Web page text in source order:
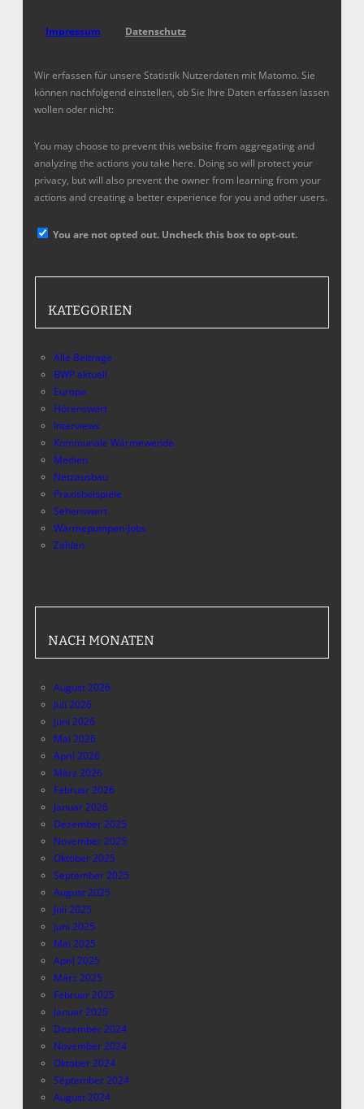
Impressum Datenschutz
Wir erfassen für unsere Statistik Nutzerdaten mit Matomo. Sie
können nachfolgend einstellen, ob Sie Ihre Daten erfassen lassen
wollen oder nicht:
You may choose to prevent this website from aggregating and
analyzing the actions you take here. Doing so will protect your
privacy, but will also prevent the owner from learning from your
actions and creating a better experience for you and other users.
You are not opted out. Uncheck this box to opt-out.
KATEGORIEN
Alle Beiträge
BWP aktuell
Europa
Hörenswert
Interviews
Kommunale Wärmewende
Medien
Netzausbau
Praxisbeispiele
Sehenswert
Wärmepumpen-Jobs
Zahlen
NACH MONATEN
August 2026
Juli 2026
Juni 2026
Mai 2026
April 2026
März 2026
Februar 2026
Januar 2026
Dezember 2025
November 2025
Oktober 2025
September 2025
August 2025
Juli 2025
Juni 2025
Mai 2025
April 2025
März 2025
Februar 2025
Januar 2025
Dezember 2024
November 2024
Oktober 2024
September 2024
August 2024